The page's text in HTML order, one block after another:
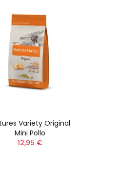
Variety Original
Mini Pollo
12,95 €